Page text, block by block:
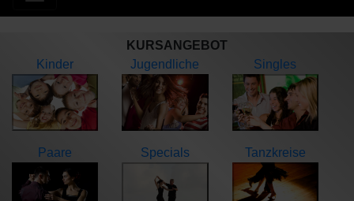
KURSANGEBOT
Kinder
Jugendliche Singles
Paare Specials Tanzkreise